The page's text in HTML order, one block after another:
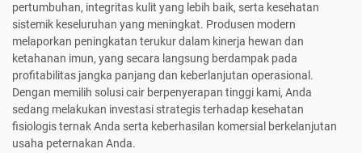
pertumbuhan, integritas kulit yang lebih baik, serta kesehatan
sistemik keseluruhan yang meningkat. Produsen modern
melaporkan peningkatan terukur dalam kinerja hewan dan
ketahanan imun, yang secara langsung berdampak pada
profitabilitas jangka panjang dan keberlanjutan operasional.
Dengan memilih solusi cair berpenyerapan tinggi kami, Anda
sedang melakukan investasi strategis terhadap kesehatan
fisiologis ternak Anda serta keberhasilan komersial berkelanjutan
usaha peternakan Anda.